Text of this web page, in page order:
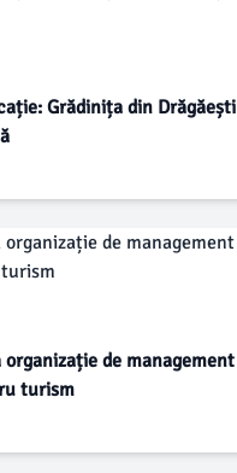
Grădinița din
organizație de
turism